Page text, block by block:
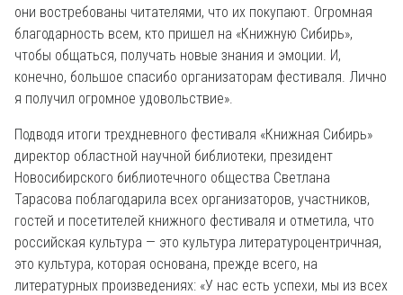
они востребованы читателями, что их покупают. Огромная
благодарность всем, кто пришел на «Книжную Сибирь»,
чтобы общаться, получать новые знания и эмоции. И,
конечно, большое спасибо организаторам фестиваля. Лично
я получил огромное удовольствие».
Подводя итоги трехдневного фестиваля «Книжная Сибирь»
директор областной научной библиотеки, президент
Новосибирского библиотечного общества Светлана
Тарасова поблагодарила всех организаторов, участников,
гостей и посетителей книжного фестиваля и отметила, что
российская культура — это культура литературоцентричная,
это культура, которая основана, прежде всего, на
литературных произведениях: «У нас есть успехи, мы из всех